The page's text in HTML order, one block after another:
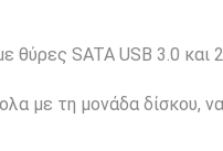
SATA USB 3.0
με τη μονάδα δίσκου,